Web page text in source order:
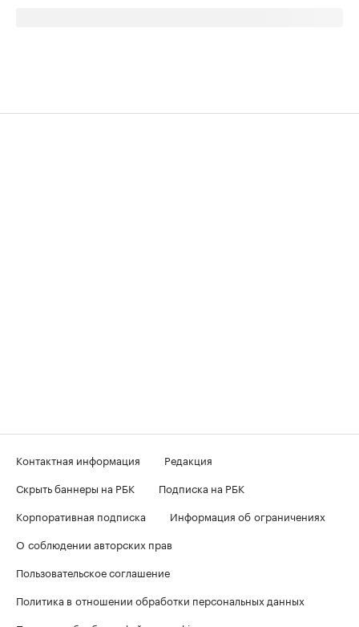
Контактная информация
Редакция
Скрыть баннеры на РБК
Подписка на РБК
Корпоративная подписка
Информация об ограничениях
О соблюдении авторских прав
Пользовательское соглашение
Политика в отношении обработки персональных данных